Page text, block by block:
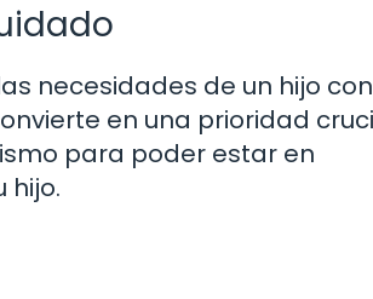
necesidades de un hijo con
en una prioridad
para poder estar en
hijo.